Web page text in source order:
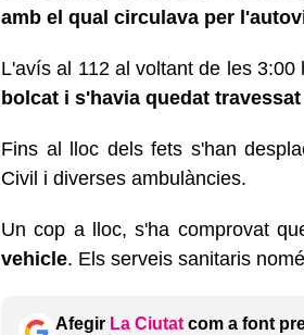
amb el qual circulava per
L'avís al 112 al voltant de les
bolcat i s'havia quedat
Fins al lloc dels fets s'han
Civil i diverses ambulàncies.
Un cop a lloc, s'ha comprovat
vehicle. Els serveis sanitaris
Afegir La Ciutat com a font